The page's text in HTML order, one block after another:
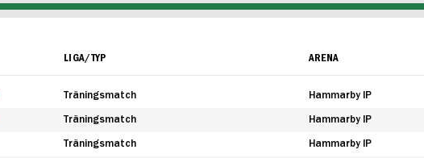
LIGA/TYP ARENA
Träningsmatch Hammarby IP
Träningsmatch Hammarby IP
Träningsmatch Hammarby IP